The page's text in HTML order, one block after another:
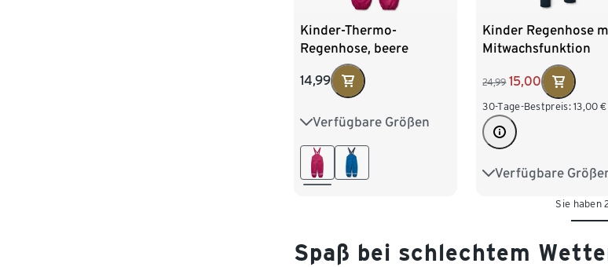
Kinder-Thermo-
Regenhose, beere
14,99
Verfügbare Größen
74/80 86/92
98/104
Kinder Regenhose
Mitwachsfunktion
24,99 15,00
30-Tage-Bestpreis: 13,00 €
Verfügbare
74/80 86/92
110/116
122/128
Sie haben
Spaß bei schlechtem